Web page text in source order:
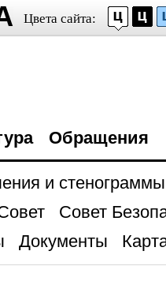
Цвета сайта:
Обращения
и стенограммы
Совет
Документы